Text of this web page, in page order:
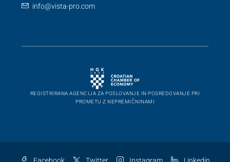
info@vista-pro.com
REGISTRIRANA AGENCIJA ZA POSLOVANJE IN POSREDOVANJE PRI